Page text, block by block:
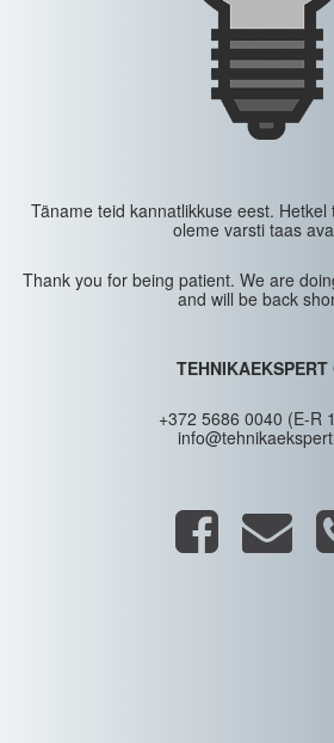
Täname teid kannatlikkuse eest.
oleme varsti taas
Thank you for being patient. We are
and will be back
TEHNIKAEKSPERT
+372 5686 0040 (E-R